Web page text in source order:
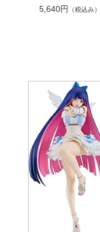
5,640円
（税込み）